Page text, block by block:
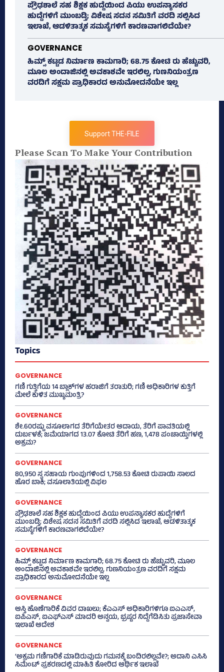
ಪ್ರೌಢಶಾಲೆ ಸಹ ಶಿಕ್ಷಕ ಹುದ್ದೆಯಿಂದ ಪಿಯು ಉಪನ್ಯಾಸಕರ
ಹುದ್ದೆಗಳಿಗೆ ಮುಂಬಡ್ತಿ; ವಿಶೇಷ ಸದನ ಸಮಿತಿಗೆ ವರದಿ ಸಲ್ಲಿಸಿದ
ಇಲಾಖೆ, ಆಡಳಿತಾತ್ಮಕ ಸಮಸ್ಯೆಗಳಿಗೆ ಕಾರಣವಾಗಲಿದೆಯೇ?
GOVERNANCE
ಹಿಮ್ಸ್‌ ಕಟ್ಟಡ ನಿರ್ಮಾಣ ಕಾಮಗಾರಿ; 68.75 ಕೋಟಿ ರು ಹೆಚ್ಚುವರಿ,
ಮೂಲ ಅಂದಾಜಿನಲ್ಲಿ ಅವಕಾಶವೇ ಇರಲಿಲ್ಲ, ಗುಣನಿಯಂತ್ರಣ
ವರದಿಗೆ ಸಕ್ಷಮ ಪ್ರಾಧಿಕಾರದ ಅನುಮೋದನೆಯೇ ಇಲ್ಲ
Support THE-FILE
Please Scan To Make Your Contribution
Topics
GOVERNANCE
ಗಣಿ ಗುತ್ತಿಗೆಯ 14 ಬ್ಲಾಕ್‌ಗಳ ಹರಾಜಿಗೆ ತರಾತುರಿ; ಗಣಿ ಅಧಿಕಾರಿಗಳ ಕುತ್ತಿಗೆ
ಮೇಲೆ ಕುಳಿತ ಮುಖ್ಯಮಂತ್ರಿ?
GOVERNANCE
ಶೇ.60ರಷ್ಟು ವಸೂಲಾಗದ ತೆರಿಗೆಯೇತರ ಆದಾಯ, ತೆರಿಗೆ ಪಾವತಿಯಲ್ಲಿ
ದುರ್ಬಳಕೆ; ಜಮೆಯಾಗದ 13.07 ಕೋಟಿ ತೆರಿಗೆ ಹಣ, 1,478 ಪಂಚಾಯ್ತಿಗಳಲ್ಲಿ
ಅಕ್ರಮ?
GOVERNANCE
80,950 ಸ್ವ ಸಹಾಯ ಗುಂಪುಗಳಿಂದ 1,758.53 ಕೋಟಿ ರುಪಾಯಿ ಸಾಲದ
ಹೊರ ಬಾಕಿ; ವಸೂಲಾತಿಯಲ್ಲಿ ವಿಫಲ
GOVERNANCE
ಪ್ರೌಢಶಾಲೆ ಸಹ ಶಿಕ್ಷಕ ಹುದ್ದೆಯಿಂದ ಪಿಯು ಉಪನ್ಯಾಸಕರ ಹುದ್ದೆಗಳಿಗೆ
ಮುಂಬಡ್ತಿ; ವಿಶೇಷ ಸದನ ಸಮಿತಿಗೆ ವರದಿ ಸಲ್ಲಿಸಿದ ಇಲಾಖೆ, ಆಡಳಿತಾತ್ಮಕ
ಸಮಸ್ಯೆಗಳಿಗೆ ಕಾರಣವಾಗಲಿದೆಯೇ?
GOVERNANCE
ಹಿಮ್ಸ್‌ ಕಟ್ಟಡ ನಿರ್ಮಾಣ ಕಾಮಗಾರಿ; 68.75 ಕೋಟಿ ರು ಹೆಚ್ಚುವರಿ, ಮೂಲ
ಅಂದಾಜಿನಲ್ಲಿ ಅವಕಾಶವೇ ಇರಲಿಲ್ಲ, ಗುಣನಿಯಂತ್ರಣ ವರದಿಗೆ ಸಕ್ಷಮ
ಪ್ರಾಧಿಕಾರದ ಅನುಮೋದನೆಯೇ ಇಲ್ಲ
GOVERNANCE
ಆಸ್ತಿ ಹೊಣೆಗಾರಿಕೆ ವಿವರ ದಾಖಲು; ಕೆಎಎಸ್ ಅಧಿಕಾರಿಗಳಿಗೂ ಐಎಎಸ್‌,
ಐಪಿಎಸ್‌, ಐಎಫ್‌ಎಸ್‌ ಮಾದರಿ ಅನ್ವಯ, ಭ್ರಷ್ಟರ ನಿದ್ದೆಗೆಡಿಸಿತು ಪ್ರಜಾಸೇವಾ
ಇಲಾಖೆ ಆದೇಶ
GOVERNANCE
‘ಅಕ್ರಮ ಗಣಿಗಾರಿಕೆ ಮಾಡಿರುವುದು ಗಮನಕ್ಕೆ ಬಂದಿರಲಿಲ್ಲವೇ?; ಅದಾನಿ ಎಸಿಸಿ
ಸಿಮೆಂಟ್ ಪ್ರಕರಣದಲ್ಲಿ ಮಾಹಿತಿ ಕೋರಿದ ಆರ್ಥಿಕ ಇಲಾಖೆ